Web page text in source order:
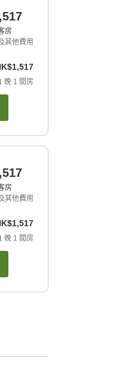
房
其他費用
晚 1 間房
房
其他費用
晚 1 間房